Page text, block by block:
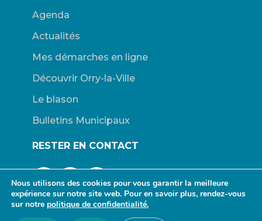
Agenda
Actualités
Mes démarches en ligne
Découvrir Orry-la-Ville
Le blason
Bulletins Municipaux
RESTER EN CONTACT
Nous utilisons des cookies pour vous garantir la meilleure
expérience sur notre site web. Pour en savoir plus, rendez-vous
sur notre politique de confidentialité.